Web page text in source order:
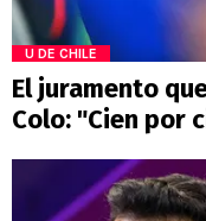
U DE CHILE
El juramento
Colo: "Cien por